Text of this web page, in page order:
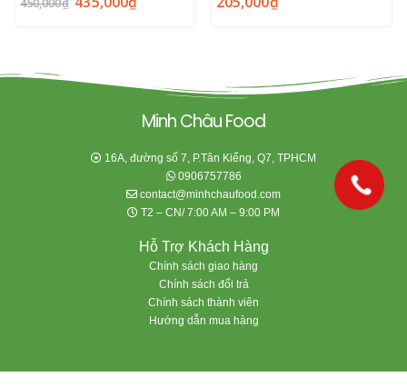
450,000₫
Minh Châu Food
16A, đường số 7, P.Tân Kiểng, Q7, TPHCM
0906757786
contact@minhchaufood.com
T2 – CN/ 7:00 AM – 9:00 PM
Hỗ Trợ Khách Hàng
Chính sách giao hàng
Chính sách đổi trả
Chính sách thành viên
Hướng dẫn mua hàng